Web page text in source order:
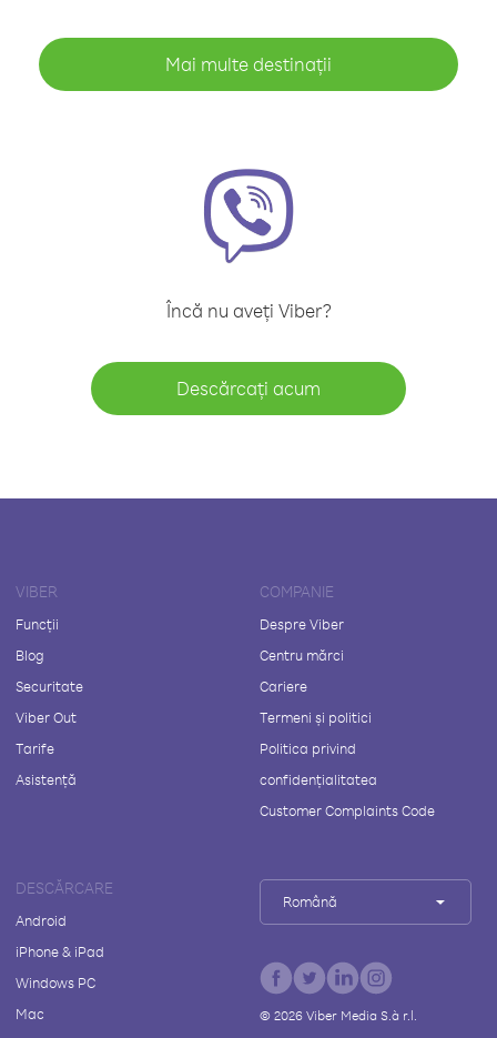
Mai multe destinații
Încă nu aveți Viber?
Descărcați acum
VIBER
Funcții
Blog
Securitate
Viber Out
Tarife
Asistență
COMPANIE
Despre Viber
Centru mărci
Cariere
Termeni și politici
Politica privind
confidențialitatea
Customer Complaints Code
DESCĂRCARE
Android
iPhone & iPad
Windows PC
Mac
Română
© 2026Viber Media S.à r.l.